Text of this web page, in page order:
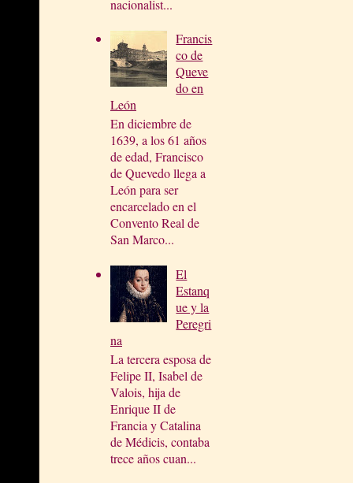
nacionalist...
Francis
co de
Queve
do en
León
En diciembre de
1639, a los 61 años
de edad, Francisco
de Quevedo llega a
León para ser
encarcelado en el
Convento Real de
San Marco...
El
Estanq
ue y la
Peregri
na
La tercera esposa de
Felipe II, Isabel de
Valois, hija de
Enrique II de
Francia y Catalina
de Médicis, contaba
trece años cuan...